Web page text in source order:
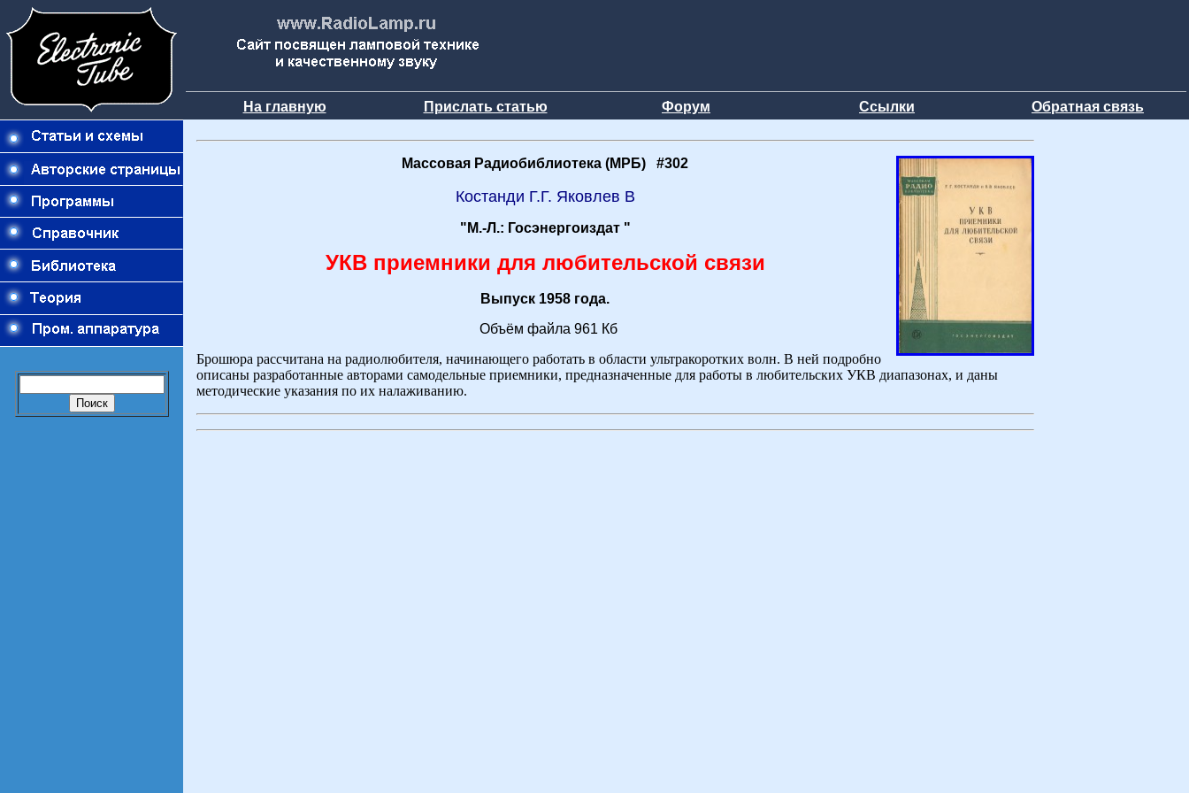
На главную Прислать статью Форум Ссылки Обратная связь
Массовая Радиобиблиотека (МРБ) #302
Костанди Г.Г. Яковлев В
"М.-Л.: Госэнергоиздат "
УКВ приемники для любительской связи
Выпуск 1958 года.
Объём файла 961 Кб
Брошюра рассчитана на радиолюбителя, начинающего работать в области ультракоротких волн. В ней подробно
описаны разработанные авторами самодельные приемники, предназначенные для работы в любительских УКВ диапазонах, и даны
методические указания по их налаживанию.